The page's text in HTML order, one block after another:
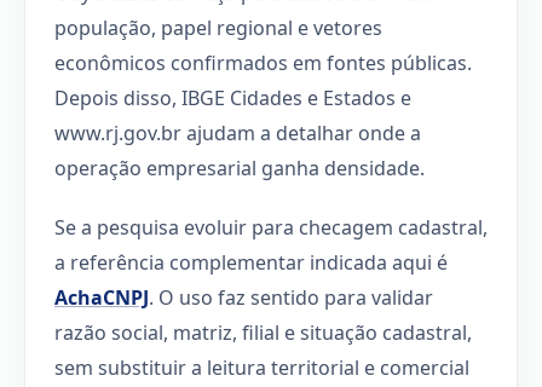
população, papel regional e vetores
econômicos confirmados em fontes públicas.
Depois disso, IBGE Cidades e Estados e
www.rj.gov.br ajudam a detalhar onde a
operação empresarial ganha densidade.
Se a pesquisa evoluir para checagem cadastral,
a referência complementar indicada aqui é
AchaCNPJ. O uso faz sentido para validar
razão social, matriz, filial e situação cadastral,
sem substituir a leitura territorial e comercial